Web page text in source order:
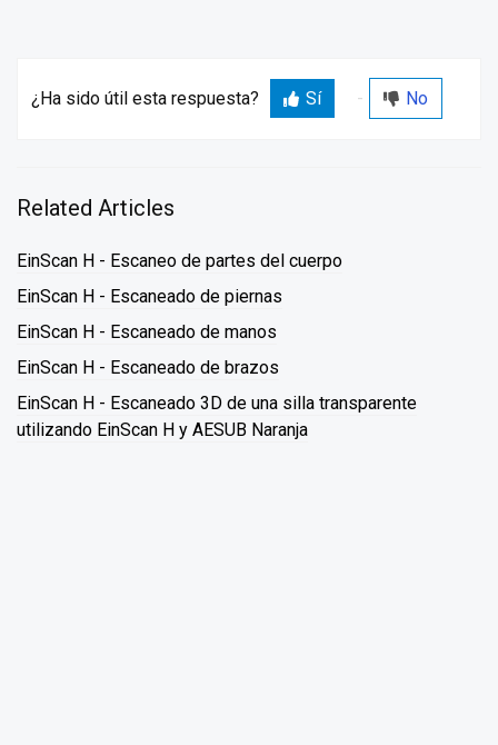
¿Ha sido útil esta respuesta? Sí No
Related Articles
EinScan H - Escaneo de partes del cuerpo
EinScan H - Escaneado de piernas
EinScan H - Escaneado de manos
EinScan H - Escaneado de brazos
EinScan H - Escaneado 3D de una silla transparente
utilizando EinScan H y AESUB Naranja